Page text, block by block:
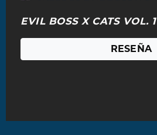
EVIL BOSS X CATS VOL. 1
RESEÑA